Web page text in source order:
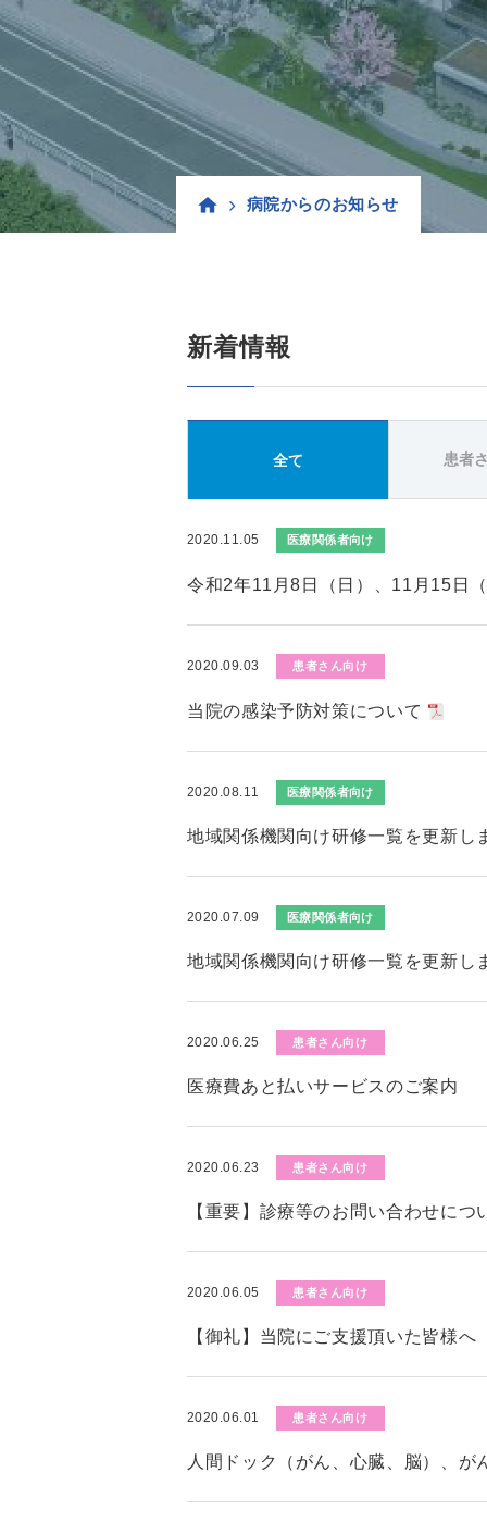
病院からのお知らせ
新着情報
全て 患者
2020.11.05 医療関係者向け
令和2年11月8日（日）、11月15日
2020.09.03 患者さん向け
当院の感染予防対策について
2020.08.11 医療関係者向け
地域関係機関向け研修一覧を更新し
2020.07.09 医療関係者向け
地域関係機関向け研修一覧を更新し
2020.06.25 患者さん向け
医療費あと払いサービスのご案内
2020.06.23 患者さん向け
【重要】診療等のお問い合わせにつ
2020.06.05 患者さん向け
【御礼】当院にご支援頂いた皆様へ
2020.06.01 患者さん向け
人間ドック（がん、心臓、脳）、が